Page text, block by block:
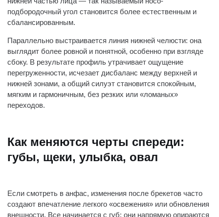
подбородочный угол становится более естественным и
сбалансированным.
Параллельно выстраивается линия нижней челюсти: она
выглядит более ровной и понятной, особенно при взгляде
сбоку. В результате профиль утрачивает ощущение
перегруженности, исчезает дисбаланс между верхней и
нижней зонами, а общий силуэт становится спокойным,
мягким и гармоничным, без резких или «ломаных»
переходов.
Как меняются черты спереди:
губы, щеки, улыбка, овал
Если смотреть в анфас, изменения после брекетов часто
создают впечатление легкого «освежения» или обновления
внешности. Все начинается с губ: они напрямую опираются